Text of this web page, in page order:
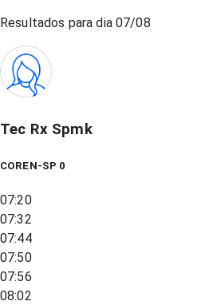
Resultados para dia07/08
Tec Rx Spmk
COREN-SP 0
07:20
07:32
07:44
07:50
07:56
08:02